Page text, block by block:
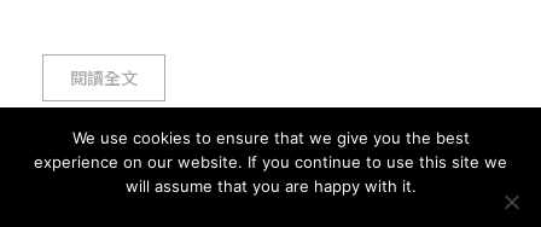
閱讀全文
We use cookies to ensure that we give you the best
experience on our website. If you continue to use this site we
will assume that you are happy with it.